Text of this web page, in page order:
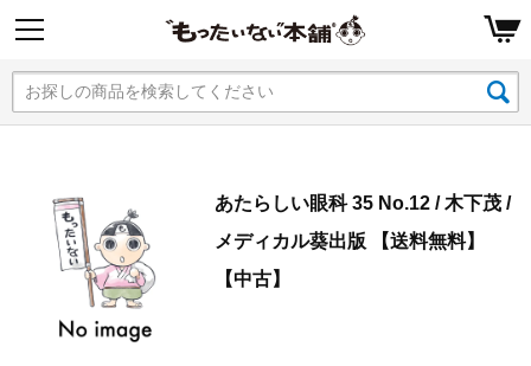
あたらしい眼科 35 No.12 / 木下茂 /
メディカル葵出版 【送料無料】
【中古】